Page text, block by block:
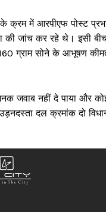
क्रम में आरपीएफ पोस्ट
की जांच कर रहे थे। इसी
ग्राम सोने के आभूषण
जवाब नहीं दे पाया और
दल क्रमांक दो